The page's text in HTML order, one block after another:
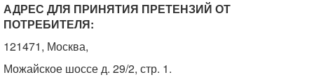
АДРЕС ДЛЯ ПРИНЯТИЯ ПРЕТЕНЗИЙ ОТ
ПОТРЕБИТЕЛЯ:
121471, Москва,
Можайское шоссе д. 29/2, стр. 1.